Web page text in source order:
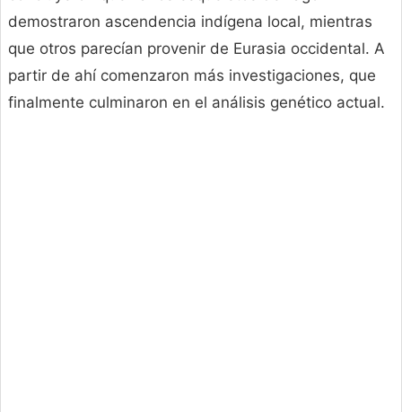
demostraron ascendencia indígena local, mientras
que otros parecían provenir de Eurasia occidental. A
partir de ahí comenzaron más investigaciones, que
finalmente culminaron en el análisis genético actual.